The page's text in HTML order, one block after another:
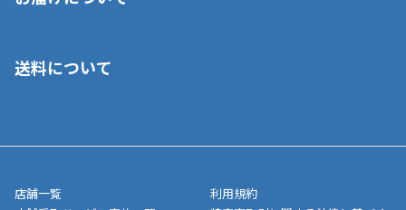
■代金引換(代引)※手数料がかかります
■商品によっては一部決済方法が使用できない場合がございま
ご注文が確認出来次第、1～4営業日に発送いたします。「お取り
業日にてお引渡しとなります。(離島などの場合、例外もあります)
メーカー直送品など一部商品については、その他商品との購入に
制限がかかる場合がございます。また発送日についても、通常と
送料について
店舗一覧
利用規約